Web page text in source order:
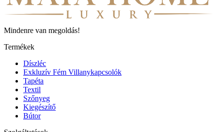
Mindenre van megoldás!
Termékek
Díszléc
Exkluzív Fém Villanykapcsolók
Tapéta
Textil
Szőnyeg
Kiegészítő
Bútor